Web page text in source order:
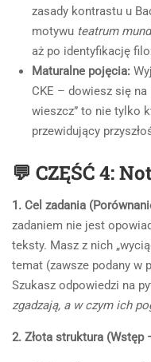
zasady kontrastu u
motywu teatrum
aż po identyfikację
Maturalne pojęcia:
CKE – dowiesz się na
wieszcz” to nie tylko
przewidujący
💬 CZĘŚĆ 4:
1. Cel zadania
zadaniem nie jest
teksty. Masz z nich
temat (zawsze podany w
Szukasz odpowiedzi na
zgadzają, a w czym ich
2. Złota struktura